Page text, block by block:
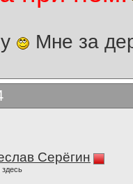
Мне за
Серёгин